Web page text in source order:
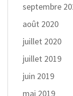
septembre
août 2020
juillet 2020
juillet 2019
juin 2019
mai 2019